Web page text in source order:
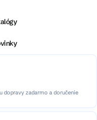
dopravy zadarmo a doručenie